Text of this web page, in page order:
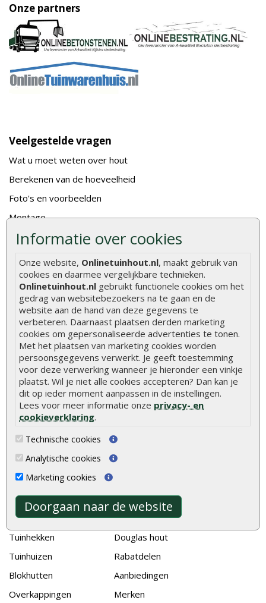
Informatie over cookies
Onze website, Onlinetuinhout.nl, maakt gebruik van
cookies en daarmee vergelijkbare technieken.
Onlinetuinhout.nl gebruikt functionele cookies om het
gedrag van websitebezoekers na te gaan en de
website aan de hand van deze gegevens te
verbeteren. Daarnaast plaatsen derden marketing
cookies om gepersonaliseerde advertenties te tonen.
Met het plaatsen van marketing cookies worden
persoonsgegevens verwerkt. Je geeft toestemming
voor deze verwerking wanneer je hieronder een vinkje
plaatst. Wil je niet alle cookies accepteren? Dan kan je
dit op ieder moment aanpassen in de instellingen.
Lees voor meer informatie onze privacy- en
cookieverklaring.
Technische cookies
Analytische cookies
Marketing cookies
Doorgaan naar de website
Onze partners
Veelgestelde vragen
Wat u moet weten over hout
Berekenen van de hoeveelheid
Foto's en voorbeelden
Montage
Gekeurd hout
Hoe zelf een houten overkapping maken
Hoe zelf een vlonder leggen
Hoe betonpaal plaatsen
Hoe schutting plaatsen
De 9 beste tuinschermen van Onlinetuinhout.nl
Stijlvolle houtsoorten voor in de tuin
Duurzame tuin
Welke palen voor een schapenhek
Alle populaire categorieën
Tuinhout
Schutting
Vlonderplanken
Tuinpalen
Tuinhekken
Tuinhuizen
Blokhutten
Overkappingen
Tuindeuren
Schuttingplanken
Steigerplanken
Douglas hout
Rabatdelen
Aanbiedingen
Merken